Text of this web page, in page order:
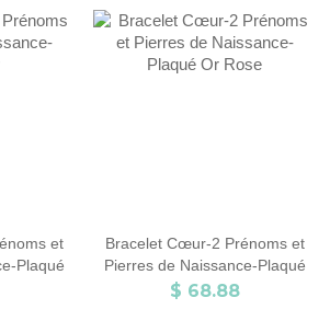
et
Plaqué
Bracelet Cœur-2 Prénoms et
Pierres de Naissance-Plaqué
Or Rose
$ 68.88